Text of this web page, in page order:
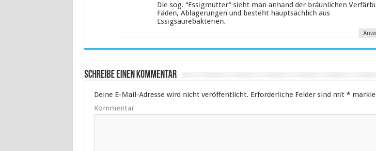
Die sog. “Essigmutter” sieht man anhand der bräunlichen
Fäden, Ablagerungen und besteht hauptsächlich aus
Essigsäurebakterien.
Schreibe einen Kommentar
Deine E-Mail-Adresse wird nicht veröffentlicht. Erforderliche Felder sind mit *
Kommentar